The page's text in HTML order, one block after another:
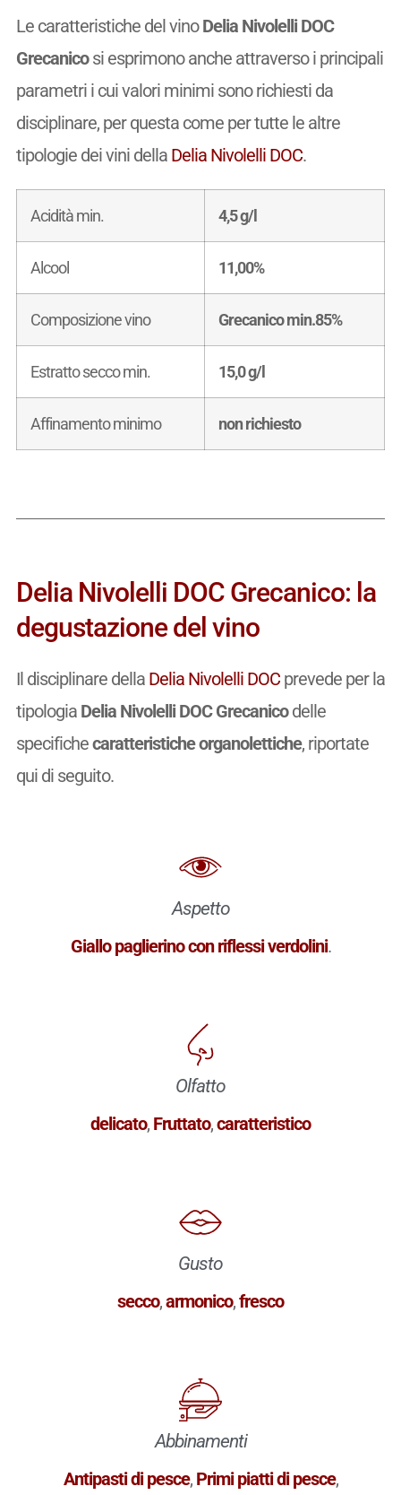
Le caratteristiche del vinoDelia Nivolelli DOC
Grecanicosi esprimono anche attraverso i principali
parametri i cui valori minimi sono richiesti da
disciplinare, per questa come per tutte le altre
tipologie dei vini della Delia Nivolelli DOC.
Acidità min. 4,5 g/l
Alcool 11,00%
Composizione vino Grecanico min.85%
Estratto secco min. 15,0 g/l
Affinamento minimo non richiesto
Delia Nivolelli DOC Grecanico: la
degustazione del vino
Il disciplinare della Delia Nivolelli DOCprevede per la
tipologia Delia Nivolelli DOC Grecanicodelle
specifichecaratteristiche organolettiche, riportate
qui di seguito.
Aspetto
Giallo paglierino con riflessi verdolini.
Olfatto
delicato, Fruttato,caratteristico
Gusto
secco,armonico,fresco
Abbinamenti
Antipasti di pesce, Primi piatti di pesce,